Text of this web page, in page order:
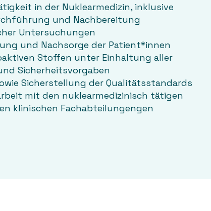
in der Nuklearmedizin, inklusive
und Nachbereitung
Untersuchungen
und Nachsorge der Patient*innen
Stoffen unter Einhaltung aller
Sicherheitsvorgaben
Sicherstellung der Qualitätsstandards
mit den nuklearmedizinisch tätigen
klinischen Fachabteilungengen